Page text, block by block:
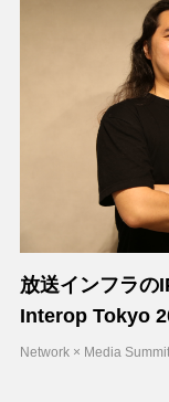
放送インフラの
Interop Tokyo
から見える放送
Network × Media